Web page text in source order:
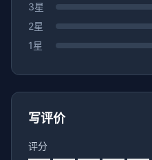
3星
2星
1星
写评价
评分